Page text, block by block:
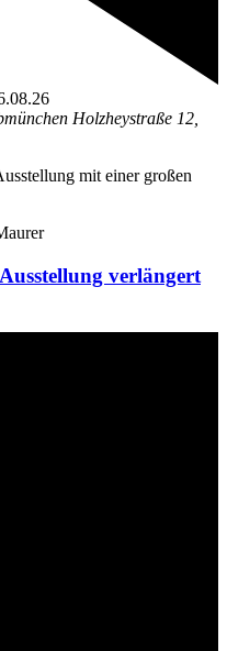
Holzheystraße 12,
mit einer großen
verlängert